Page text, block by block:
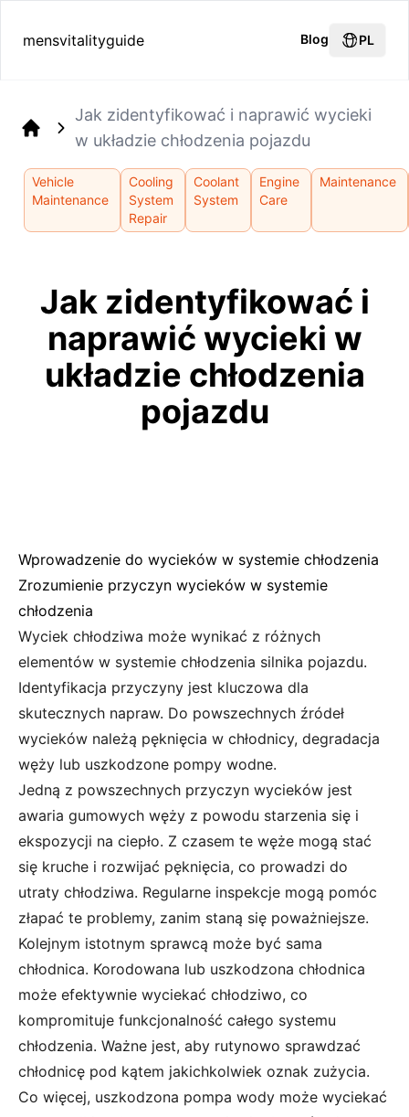
mensvitalityguide Blog PL
Jak zidentyfikować i naprawić wycieki
w układzie chłodzenia pojazdu
Vehicle
Maintenance
Cooling
System
Repair
Coolant
System
Engine
Care
Maintenance
Jak zidentyfikować i
naprawić wycieki w
układzie chłodzenia
pojazdu
Wprowadzenie do wycieków w systemie chłodzenia
Zrozumienie przyczyn wycieków w systemie
chłodzenia
Wyciek chłodziwa może wynikać z różnych
elementów w systemie chłodzenia silnika pojazdu.
Identyfikacja przyczyny jest kluczowa dla
skutecznych napraw. Do powszechnych źródeł
wycieków należą pęknięcia w chłodnicy, degradacja
węży lub uszkodzone pompy wodne.
Jedną z powszechnych przyczyn wycieków jest
awaria gumowych węży z powodu starzenia się i
ekspozycji na ciepło. Z czasem te węże mogą stać
się kruche i rozwijać pęknięcia, co prowadzi do
utraty chłodziwa. Regularne inspekcje mogą pomóc
złapać te problemy, zanim staną się poważniejsze.
Kolejnym istotnym sprawcą może być sama
chłodnica. Korodowana lub uszkodzona chłodnica
może efektywnie wyciekać chłodziwo, co
kompromituje funkcjonalność całego systemu
chłodzenia. Ważne jest, aby rutynowo sprawdzać
chłodnicę pod kątem jakichkolwiek oznak zużycia.
Co więcej, uszkodzona pompa wody może wyciekać